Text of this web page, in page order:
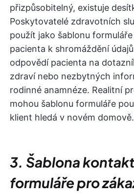
přizpůsobitelný, existuje
Poskytovatelé zdravotních
použít jako šablonu
pacienta k shromáždění
odpovědí pacienta na
zdraví nebo nezbytných
rodinné anamnéze. Realitní
mohou šablonu formuláře
klient hledá v novém domově.
3. Šablona
formuláře pro